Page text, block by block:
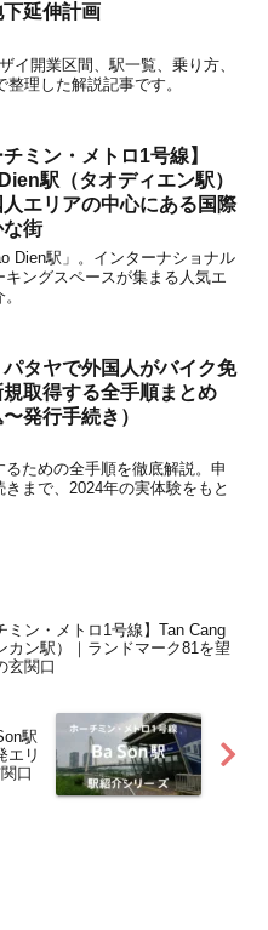
下延伸計画
イ開業区間、駅一覧、乗り方、
理した解説記事です。
チミン・メトロ1号線】
駅（タオディエン駅）
人エリアの中心にある国際
な街
Dien駅」。インターナショナル
ングスペースが集まる人気エ
パタヤで外国人がバイク免
取得する全手順まとめ
〜発行手続き）
ための全手順を徹底解説。申
まで、2024年の実体験をもと
ミン・メトロ1号線】Tan Cang
カン駅）｜ランドマーク81を望
玄関口
駅
エリ
口